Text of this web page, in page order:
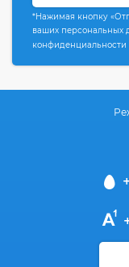
*Нажимая кнопку
ваших персональных
конфиденциальности